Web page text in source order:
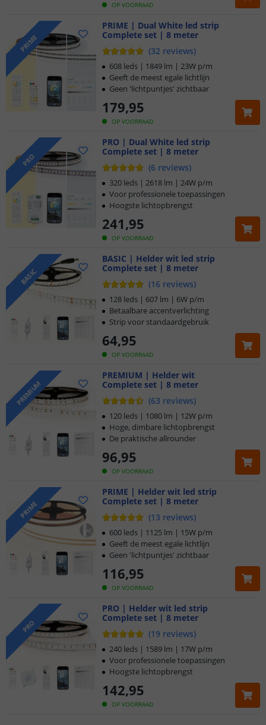
OP VOORRAAD
PRIME
PRIME | Dual White led strip
Complete set | 8 meter
(32 reviews)
OP VOORRAAD
179,95
608 leds | 1849 lm | 23W p/m
Geeft de meest egale lichtlijn
Geen 'lichtpuntjes' zichtbaar
PRO
PRO | Dual White led strip
Complete set | 8 meter
(6 reviews)
OP VOORRAAD
241,95
320 leds | 2618 lm | 24W p/m
Voor professionele toepassingen
Hoogste lichtopbrengst
BASIC
BASIC | Helder wit led strip
Complete set | 8 meter
(16 reviews)
OP VOORRAAD
64,95
128 leds | 607 lm | 6W p/m
Betaalbare accentverlichting
Strip voor standaardgebruik
PREMIUM
PREMIUM | Helder wit
Complete set | 8 meter
(63 reviews)
OP VOORRAAD
96,95
120 leds | 1080 lm | 12W p/m
Hoge, dimbare lichtopbrengst
De praktische allrounder
PRIME
PRIME | Helder wit led strip
Complete set | 8 meter
(13 reviews)
OP VOORRAAD
116,95
600 leds | 1125 lm | 15W p/m
Geeft de meest egale lichtlijn
Geen 'lichtpuntjes' zichtbaar
PRO
PRO | Helder wit led strip
Complete set | 8 meter
(19 reviews)
OP VOORRAAD
142,95
240 leds | 1589 lm | 17W p/m
Voor professionele toepassingen
Hoogste lichtopbrengst
Klantbeoordeling 9.1
Voor 23:45 uur besteld,morgen in huis
5 jaar garantie
Gratis verzending vanaf € 20,-